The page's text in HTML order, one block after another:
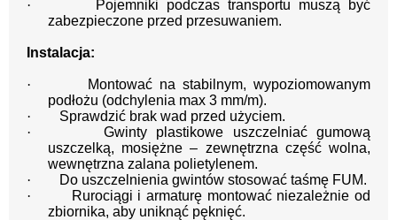
·
Pojemniki podczas transportu muszą być
zabezpieczone przed przesuwaniem.
Instalacja:
·
Montować na stabilnym, wypoziomowanym
podłożu (odchylenia max 3 mm/m).
·
Sprawdzić brak wad przed użyciem.
·
Gwinty plastikowe uszczelniać gumową
uszczelką, mosiężne – zewnętrzna część wolna,
wewnętrzna zalana polietylenem.
·
Do uszczelnienia gwintów stosować taśmę FUM.
·
Rurociągi i armaturę montować niezależnie od
zbiornika, aby uniknąć pęknięć.